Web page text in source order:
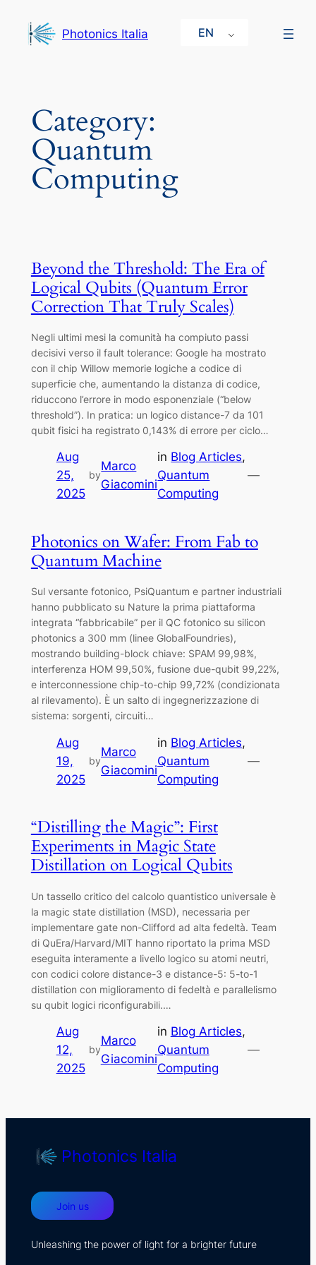
Photonics Italia EN
Category:
Quantum
Computing
Beyond the Threshold: The Era of
Logical Qubits (Quantum Error
Correction That Truly Scales)
Aug
25,
2025
—
by
Marco
Giacomini
in Blog Articles
Quantum
Computing
Negli ultimi mesi la comunità ha compiuto passi
decisivi verso il fault tolerance: Google ha mostrato
con il chip Willow memorie logiche a codice di
superficie che, aumentando la distanza di codice,
riduccono l’errore in modo esponenziale (“below
threshold”). In pratica: un logico distance-7 da 101
qubit fisici ha registrato 0,143% di errore per ciclo…
Photonics on Wafer: From Fab to
Quantum Machine
Aug
19,
2025
—
by
Marco
Giacomini
in Blog Articles
Quantum
Computing
Sul versante fotonico, PsiQuantum e partner industriali
hanno pubblicato su Nature la prima piattaforma
integrata “fabbricabile” per il QC fotonico su silicon
photonics a 300 mm (linee GlobalFoundries),
mostrando building-block chiave: SPAM 99,98%,
interferenza HOM 99,50%, fusione due-qubit 99,22%,
e interconnessione chip-to-chip 99,72% (condizionata
al rilevamento). È un salto di ingegnerizzazione di
sistema: sorgenti, circuiti…
“Distilling the Magic”: First
Experiments in Magic State
Distillation on Logical Qubits
Aug
12,
2025
—
by
Marco
Giacomini
in Blog Articles
Quantum
Computing
Un tassello critico del calcolo quantistico universale è
la magic state distillation (MSD), necessaria per
implementare gate non-Clifford ad alta fedeltà. Team
di QuEra/Harvard/MIT hanno riportato la prima MSD
eseguita interamente a livello logico su atomi neutri,
con codici colore distance-3 e distance-5: 5-to-1
distillation con miglioramento di fedeltà e parallelismo
su qubit logici riconfigurabili.…
Photonics Italia
Unleashing the power of light for a brighter future
Join us